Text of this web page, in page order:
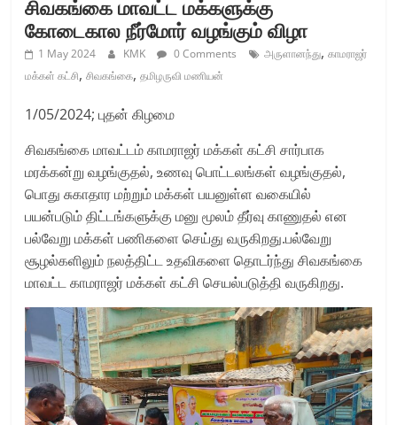
சிவகங்கை மாவட்ட மக்களுக்கு
கோடைகால நீர்மோர் வழங்கும் விழா
1 May 2024 KMK 0 Comments அருளானந்து,காமராஜர்
மக்கள் கட்சி,சிவகங்கை,தமிழருவி மணியன்
1/05/2024; புதன் கிழமை
சிவகங்கை மாவட்டம் காமராஜர் மக்கள் கட்சி சார்பாக
மரக்கன்று வழங்குதல், உணவு பொட்டலங்கள் வழங்குதல்,
பொது சுகாதார மற்றும் மக்கள் பயனுள்ள வகையில்
பயன்படும் திட்டங்களுக்கு மனு மூலம் தீர்வு காணுதல் என
பல்வேறு மக்கள் பணிகளை செய்து வருகிறது.பல்வேறு
சூழல்களிலும் நலத்திட்ட உதவிகளை தொடர்ந்து சிவகங்கை
மாவட்ட காமராஜர் மக்கள் கட்சி செயல்படுத்தி வருகிறது.